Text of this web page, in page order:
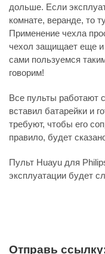
дольше. Если
комнате, веранде, то
Применение чехла
чехол защищает еще
сами пользуемся
говорим!
Все пульты работают
вставил батарейки и
требуют, чтобы его
правило, будет
Пульт Huayu для
эксплуатации будет
Отправь